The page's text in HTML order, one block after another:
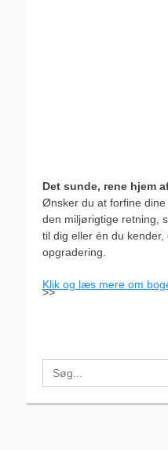
Det sunde, rene hjem
Ønsker du at forfine
den miljørigtige retning,
til dig eller én du
opgradering.
Klik og læs mere om
>>
Search
for: